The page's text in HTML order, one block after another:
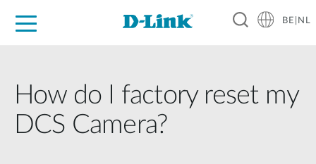
BE|NL
How do I factory reset my
DCS Camera?